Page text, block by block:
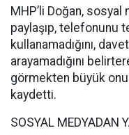
MHP’li Doğan,
paylaşıp, telefonunu
kullanamadığını,
arayamadığını
görmekten büyük
kaydetti.
SOSYAL MEDYADAN